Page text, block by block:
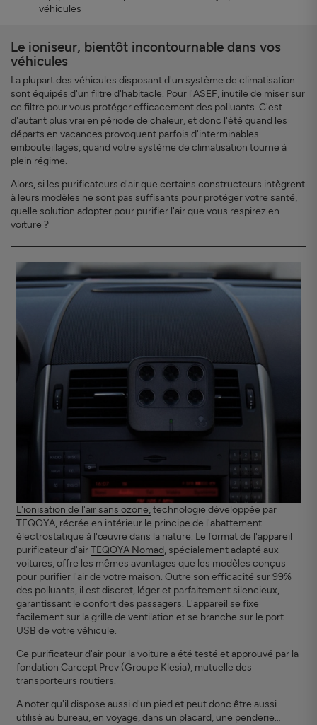
véhicules
Le ioniseur, bientôt incontournable dans vos
véhicules
La plupart des véhicules disposant d'un système de climatisation
sont équipés d'un filtre d'habitacle. Pour l'ASEF, inutile de miser sur
ce filtre pour vous protéger efficacement des polluants. C'est
d'autant plus vrai en période de chaleur, et donc l'été quand les
départs en vacances provoquent parfois d'interminables
embouteillages, quand votre système de climatisation tourne à
plein régime.
Alors, si les purificateurs d'air que certains constructeurs intègrent
à leurs modèles ne sont pas suffisants pour protéger votre santé,
quelle solution adopter pour purifier l'air que vous respirez en
voiture ?
L'ionisation de l'air sans ozone,technologie développée par
TEQOYA, récrée en intérieur le principe de l'abattement
électrostatique à l'œuvre dans la nature. Le format de l'appareil
purificateur d'airTEQOYA Nomad, spécialement adapté aux
voitures, offre les mêmes avantages que les modèles conçus
pour purifier l'air de votre maison. Outre son efficacité sur 99%
des polluants, il est discret, léger et parfaitement silencieux,
garantissant le confort des passagers. L'appareil se fixe
facilement sur la grille de ventilation et se branche sur le port
USB de votre véhicule.
Ce purificateur d'air pour la voiture a été testé et approuvé par la
fondation Carcept Prev (Groupe Klesia), mutuelle des
transporteurs routiers.
A noter qu'il dispose aussi d'un pied et peut donc être aussi
utilisé au bureau, en voyage, dans un placard, une penderie…